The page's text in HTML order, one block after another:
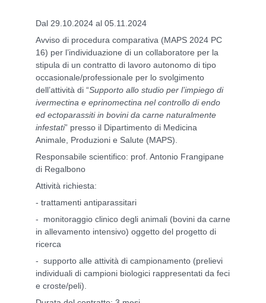
Dal 29.10.2024 al 05.11.2024
Avviso di procedura comparativa (MAPS 2024 PC
16) per l’individuazione di un collaboratore per la
stipula di un contratto di lavoro autonomo di tipo
occasionale/professionale per lo svolgimento
dell’attività di “Supporto allo studio per l’impiego di
ivermectina e eprinomectina nel controllo di endo
ed ectoparassiti in bovini da carne naturalmente
infestati” presso il Dipartimento di Medicina
Animale, Produzioni e Salute (MAPS).
Responsabile scientifico: prof. Antonio Frangipane
di Regalbono
Attività richiesta:
- trattamenti antiparassitari
- monitoraggio clinico degli animali (bovini da carne
in allevamento intensivo) oggetto del progetto di
ricerca
- supporto alle attività di campionamento (prelievi
individuali di campioni biologici rappresentati da feci
e croste/peli).